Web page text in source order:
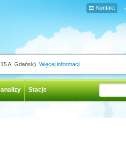
A, Gdańsk). Więcej informacji.
Kontakt
Stacje